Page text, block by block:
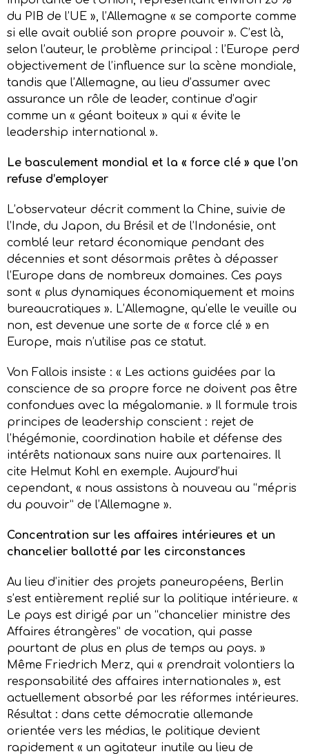
du PIB de l’UE », l’Allemagne « se comporte comme
si elle avait oublié son propre pouvoir ». C’est là,
selon l’auteur, le problème principal : l’Europe perd
objectivement de l’influence sur la scène mondiale,
tandis que l’Allemagne, au lieu d’assumer avec
assurance un rôle de leader, continue d’agir
comme un « géant boiteux » qui « évite le
leadership international ».
Le basculement mondial et la « force clé » que l’on
refuse d’employer
L’observateur décrit comment la Chine, suivie de
l’Inde, du Japon, du Brésil et de l’Indonésie, ont
comblé leur retard économique pendant des
décennies et sont désormais prêtes à dépasser
l’Europe dans de nombreux domaines. Ces pays
sont « plus dynamiques économiquement et moins
bureaucratiques ». L’Allemagne, qu’elle le veuille ou
non, est devenue une sorte de « force clé » en
Europe, mais n’utilise pas ce statut.
Von Fallois insiste : « Les actions guidées par la
conscience de sa propre force ne doivent pas être
confondues avec la mégalomanie. » Il formule trois
principes de leadership conscient : rejet de
l’hégémonie, coordination habile et défense des
intérêts nationaux sans nuire aux partenaires. Il
cite Helmut Kohl en exemple. Aujourd’hui
cependant, « nous assistons à nouveau au “mépris
du pouvoir” de l’Allemagne ».
Concentration sur les affaires intérieures et un
chancelier ballotté par les circonstances
Au lieu d’initier des projets paneuropéens, Berlin
s’est entièrement replié sur la politique intérieure. «
Le pays est dirigé par un “chancelier ministre des
Affaires étrangères” de vocation, qui passe
pourtant de plus en plus de temps au pays. »
Même Friedrich Merz, qui « prendrait volontiers la
responsabilité des affaires internationales », est
actuellement absorbé par les réformes intérieures.
Résultat : dans cette démocratie allemande
orientée vers les médias, le politique devient
rapidement « un agitateur inutile au lieu de